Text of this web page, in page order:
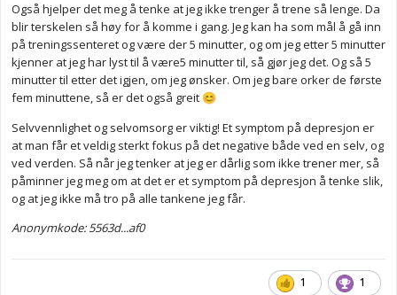
Også hjelper det meg å tenke at jeg ikke trenger å trene så lenge. Da
blir terskelen så høy for å komme i gang. Jeg kan ha som mål å gå inn
på treningssenteret og være der 5 minutter, og om jeg etter 5 minutter
kjenner at jeg har lyst til å være5 minutter til, så gjør jeg det. Og så 5
minutter til etter det igjen, om jeg ønsker. Om jeg bare orker de første
fem minuttene, så er det også greit 😊
Selvvennlighet og selvomsorg er viktig! Et symptom på depresjon er
at man får et veldig sterkt fokus på det negative både ved en selv, og
ved verden. Så når jeg tenker at jeg er dårlig som ikke trener mer, så
påminner jeg meg om at det er et symptom på depresjon å tenke slik,
og at jeg ikke må tro på alle tankene jeg får.
Anonymkode: 5563d...af0
1 1